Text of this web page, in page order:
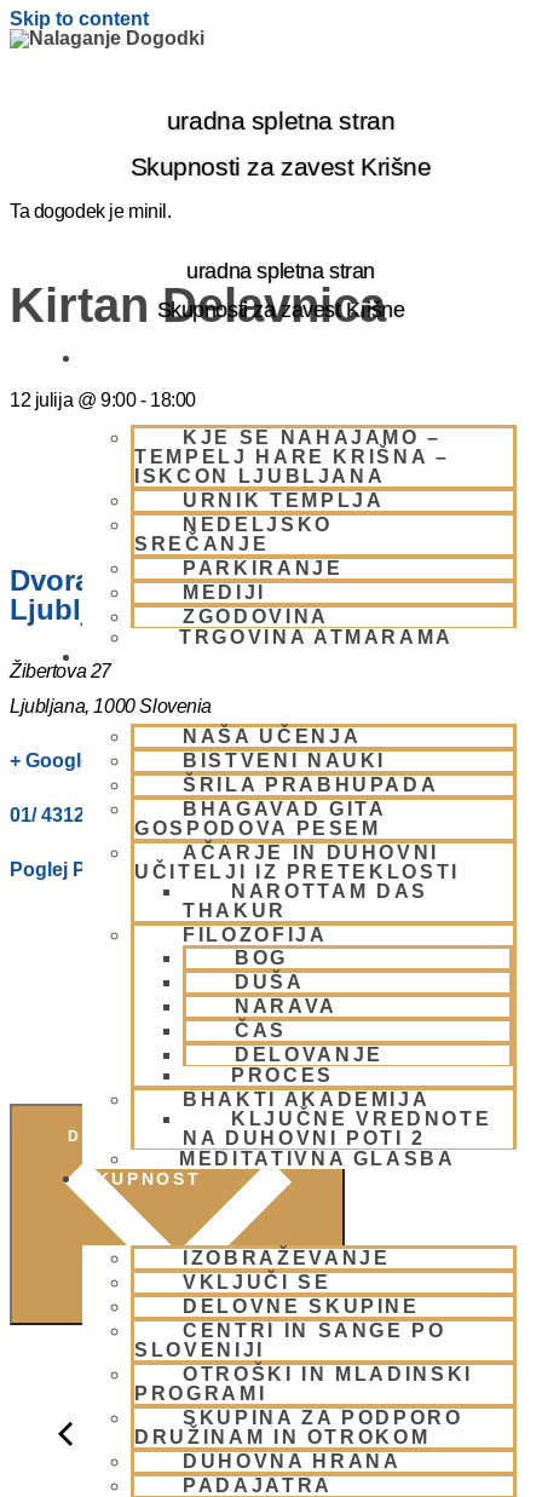
Skip to content
uradna spletna stran
Skupnosti za zavest Krišne
uradna spletna stran
Skupnosti za zavest Krišne
KJE SE NAHAJAMO –
TEMPELJ HARE KRIŠNA –
ISKCON LJUBLJANA
URNIK TEMPLJA
NEDELJSKO
SREČANJE
PARKIRANJE
MEDIJI
ZGODOVINA
TRGOVINA ATMARAMA
NAŠA UČENJA
BISTVENI NAUKI
ŠRILA PRABHUPADA
BHAGAVAD GITA
GOSPODOVA PESEM
AČARJE IN DUHOVNI
UČITELJI IZ PRETEKLOSTI
NAROTTAM DAS
THAKUR
FILOZOFIJA
BOG
DUŠA
NARAVA
ČAS
DELOVANJE
PROCES
BHAKTI AKADEMIJA
KLJUČNE VREDNOTE
NA DUHOVNI POTI 2
MEDITATIVNA GLASBA
SKUPNOST
IZOBRAŽEVANJE
VKLJUČI SE
DELOVNE SKUPINE
CENTRI IN SANGE PO
SLOVENIJI
OTROŠKI IN MLADINSKI
PROGRAMI
SKUPINA ZA PODPORO
DRUŽINAM IN OTROKOM
DUHOVNA HRANA
PADAJATRA
Ta dogodek je minil.
Kirtan Delavnica
12 julija @ 9:00 - 18:00
Dvorana – Center Hare Krišna v
Ljubljani
Žibertova 27
Ljubljana, 1000 Slovenia
+ Google Zemljevidi
01/ 4312319
Poglej Prizorišče spletno stran
DODAJ V KOLEDAR